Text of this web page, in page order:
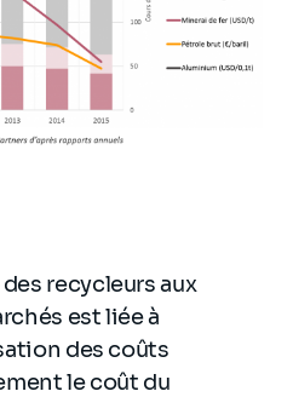
recycleurs aux
est liée à
des coûts
le coût du